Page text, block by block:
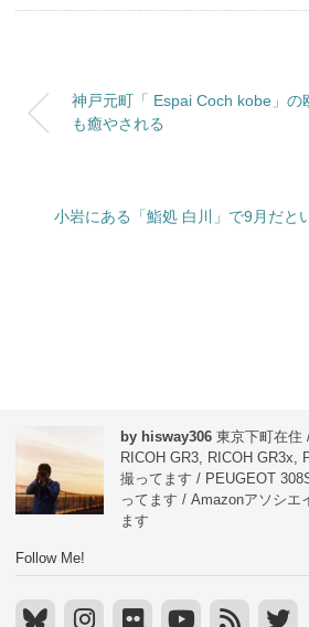
神戸元町「 Espai Coch kobe」の
も癒やされる
小岩にある「鮨処 白川」で9月だと
by hisway306 東京下町在住
RICOH GR3, RICOH GR3x,
撮ってます / PEUGEOT
ってます / Amazonアソシエ
ます
Follow Me!